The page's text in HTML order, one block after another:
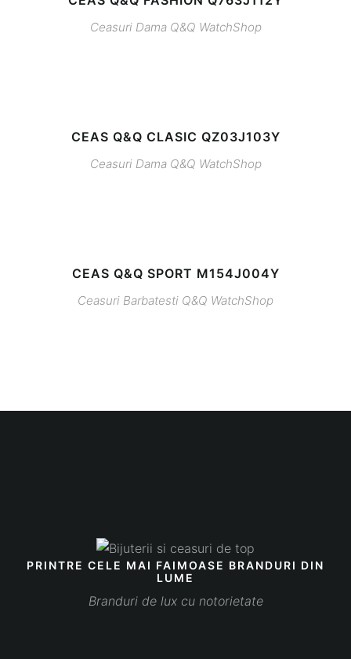
Ceasuri Dama Q&Q WatchShop
CEAS Q&Q CLASIC QZ03J103Y
Ceasuri Dama Q&Q WatchShop
CEAS Q&Q SPORT M154J004Y
Ceasuri Barbatesti Q&Q WatchShop
PRINTRE CELE MAI FAIMOASE BRANDURI DIN
LUME
Branduri de lux cu notorietate